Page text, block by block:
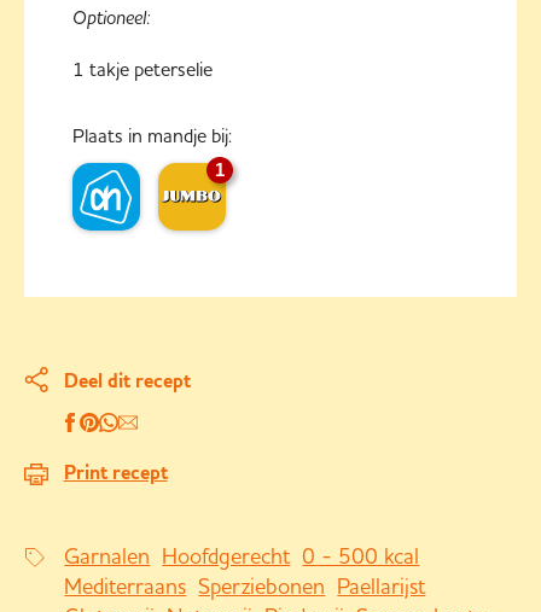
Optioneel:
1 takje peterselie
Plaats in mandje bij:
1
Deel dit recept
Print recept
Garnalen Hoofdgerecht 0 - 500 kcal
Mediterraans Sperziebonen Paellarijst